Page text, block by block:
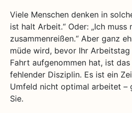
Viele Menschen denken in
ist halt Arbeit.“ Oder: „Ich muss
zusammenreißen.“ Aber ganz
müde wird, bevor Ihr
Fahrt aufgenommen hat, ist
fehlender Disziplin. Es ist ein
Umfeld nicht optimal arbeitet –
Sie.